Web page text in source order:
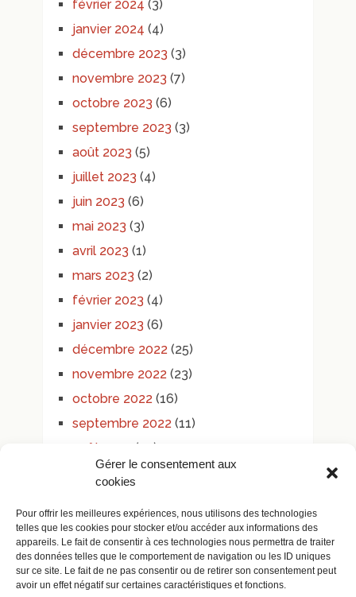
Gérer le consentement aux
cookies
Pour offrir les meilleures expériences, nous utilisons des technologies
telles que les cookies pour stocker et/ou accéder aux informations des
appareils. Le fait de consentir à ces technologies nous permettra de traiter
des données telles que le comportement de navigation ou les ID uniques
sur ce site. Le fait de ne pas consentir ou de retirer son consentement peut
avoir un effet négatif sur certaines caractéristiques et fonctions.
février 2024 (3)
janvier 2024 (4)
décembre 2023 (3)
novembre 2023 (7)
octobre 2023 (6)
septembre 2023 (3)
août 2023 (5)
juillet 2023 (4)
juin 2023 (6)
mai 2023 (3)
avril 2023 (1)
mars 2023 (2)
février 2023 (4)
janvier 2023 (6)
décembre 2022 (25)
novembre 2022 (23)
octobre 2022 (16)
septembre 2022 (11)
août 2022
(10)
juillet 2022(52)
mai 2022(9)
avril 2022(17)
mars 2022(8)